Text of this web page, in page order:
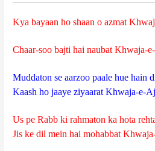
Kya bayaan ho shaan o azmat
Chaar-soo bajti hai naubat Khwaja-
Muddaton se aarzoo paale hue hain
Kaash ho jaaye ziyaarat Khwaja-e-
Us pe Rabb ki rahmaton ka hota
Jis ke dil mein hai mohabbat